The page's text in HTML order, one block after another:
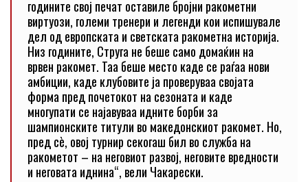
годините свој печат оставиле бројни ракометни
виртуози, големи тренери и легенди кои испишувале
дел од европската и светската ракометна историја.
Низ годините, Струга не беше само домаќин на
врвен ракомет. Таа беше место каде се раѓаа нови
амбиции, каде клубовите ја проверуваа својата
форма пред почетокот на сезоната и каде
многупати се најавуваа идните борби за
шампионските титули во македонскиот ракомет. Но,
пред сè, овој турнир секогаш бил во служба на
ракометот – на неговиот развој, неговите вредности
и неговата иднина“, вели Чакарески.